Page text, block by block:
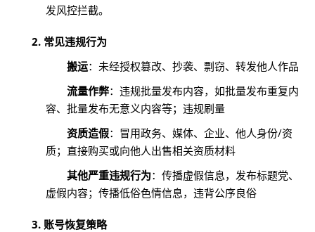
发风控拦截。
2. 常见违规行为
搬运：未经授权篡改、抄袭、剽窃、转发他人作品
流量作弊：违规批量发布内容，如批量发布重复内
容、批量发布无意义内容等；违规刷量
资质造假：冒用政务、媒体、企业、他人身份/资
质；直接购买或向他人出售相关资质材料
其他严重违规行为：传播虚假信息，发布标题党、
虚假内容；传播低俗色情信息，违背公序良俗
3. 账号恢复策略